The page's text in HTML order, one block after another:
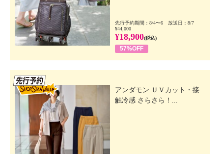
先行予約期間：8/4〜6 放送日：8/7
¥44,000
¥18,900(税込)
57%OFF
アンダモン ＵＶカット・接
触冷感 さらさら！...